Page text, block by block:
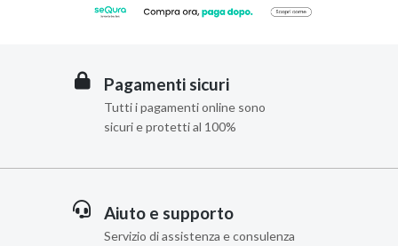
Pagamenti sicuri
Tutti i pagamenti online sono
sicuri e protetti al 100%
Aiuto e supporto
Servizio di assistenza e consulenza